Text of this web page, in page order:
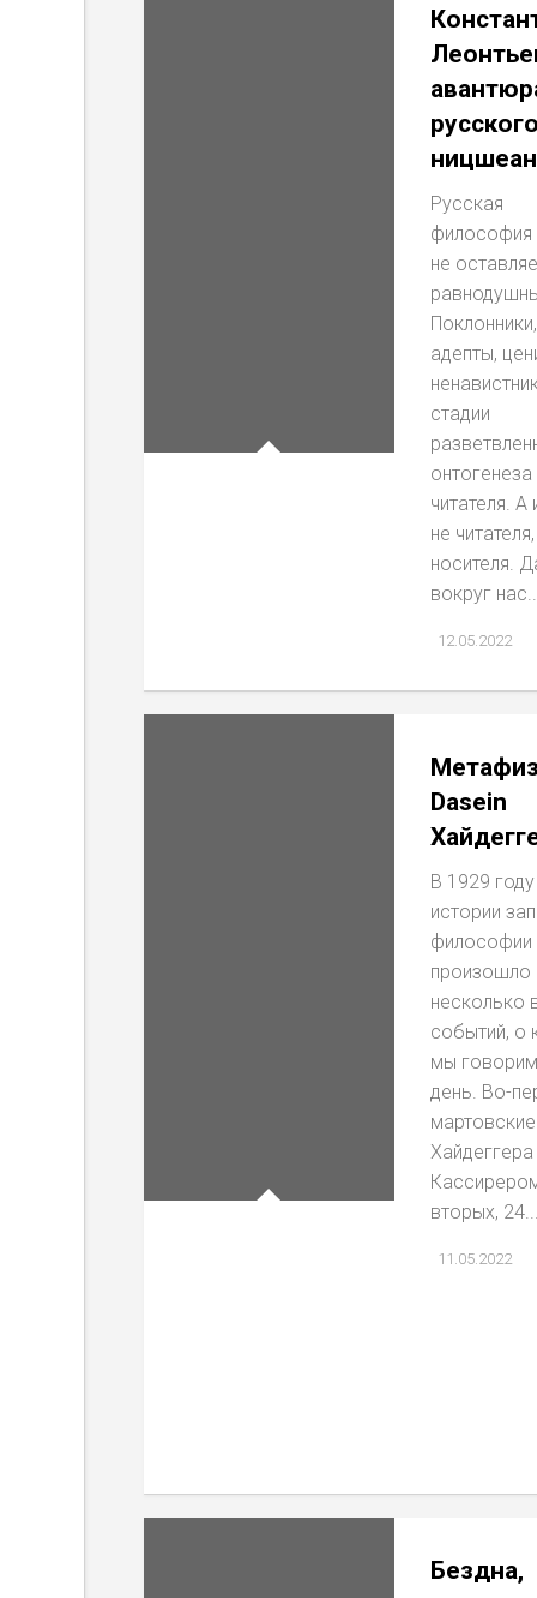
Русская
философия
не
Поклонники,
адепты,
стадии
онтогенеза
читателя. А
не
носителя.
вокруг
12.05.2022
Dasein
В 1929
истории
философии
произошло
несколько
событий, о
мы
день. Во-
Хайдеггера
вторых,
11.05.2022
Бездна,